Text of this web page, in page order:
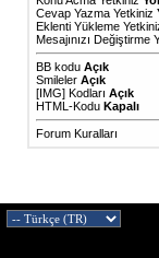
Cevap Yazma Yetkiniz
Eklenti Yükleme
Mesajınızı Değiştirme
BB kodu Açık
Smileler Açık
[IMG] Kodları Açık
HTML-Kodu Kapalı
Forum Kuralları